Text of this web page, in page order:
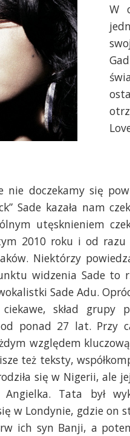
W
nie doczekamy się
Sade kazała nam
utęsknieniem
2010 roku i od
Niektórzy
widzenia Sade to
Sade Adu.
skład
ponad 27 lat. Przy
względem
też teksty,
się w Nigerii, ale
Tata był
w Londynie, gdzie on
ich syn Banji, a